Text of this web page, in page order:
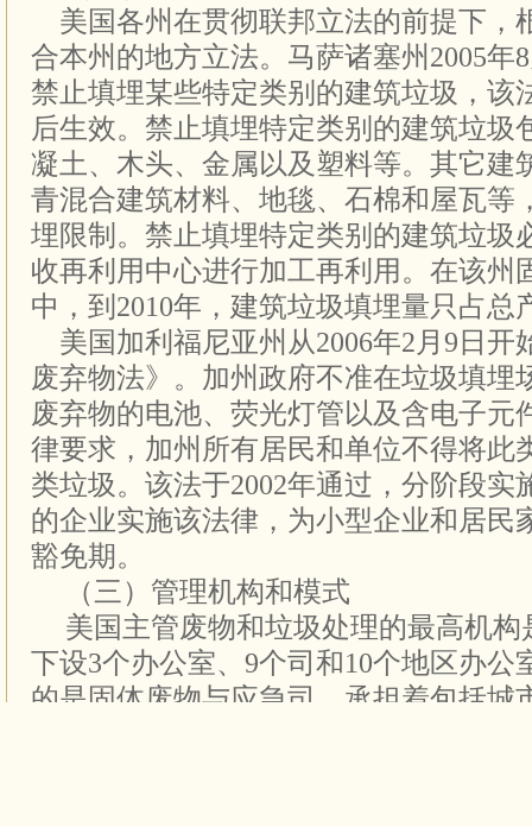
美国各州在贯彻联邦立法的前提下，
合本州的地方立法。马萨诸塞州2005年
禁止填埋某些特定类别的建筑垃圾，该
后生效。禁止填埋特定类别的建筑垃圾
凝土、木头、金属以及塑料等。其它建
青混合建筑材料、地毯、石棉和屋瓦等
埋限制。禁止填埋特定类别的建筑垃圾
收再利用中心进行加工再利用。在该州
中，到2010年，建筑垃圾填埋量只占总
美国加利福尼亚州从2006年2月9日开
废弃物法》。加州政府不准在垃圾填埋
废弃物的电池、荧光灯管以及含电子元
律要求，加州所有居民和单位不得将此
类垃圾。该法于2002年通过，分阶段实
的企业实施该法律，为小型企业和居民
豁免期。
（三）管理机构和模式
美国主管废物和垃圾处理的最高机
下设3个办公室、9个司和10个地区办公
的是固体废物与应急司，承担着包括城